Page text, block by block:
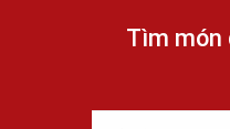
Tìm món